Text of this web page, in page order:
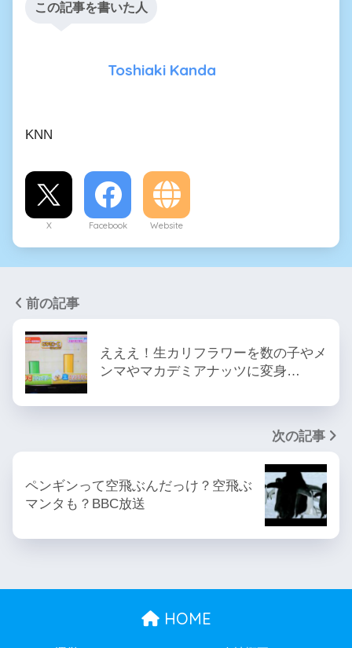
この記事を書いた人
Toshiaki Kanda
KNN
X Facebook Website
前の記事
えええ！生カリフラワーを数の子やメ
ンマやマカデミアナッツに変身…
次の記事
ペンギンって空飛ぶんだっけ？空飛ぶ
マンタも？BBC放送
HOME